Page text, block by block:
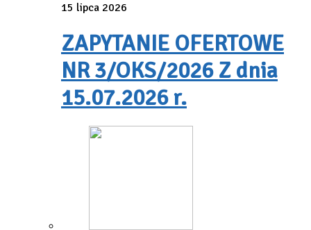
15 lipca 2026
ZAPYTANIE OFERTOWE
NR 3/OKS/2026 Z dnia
15.07.2026 r.